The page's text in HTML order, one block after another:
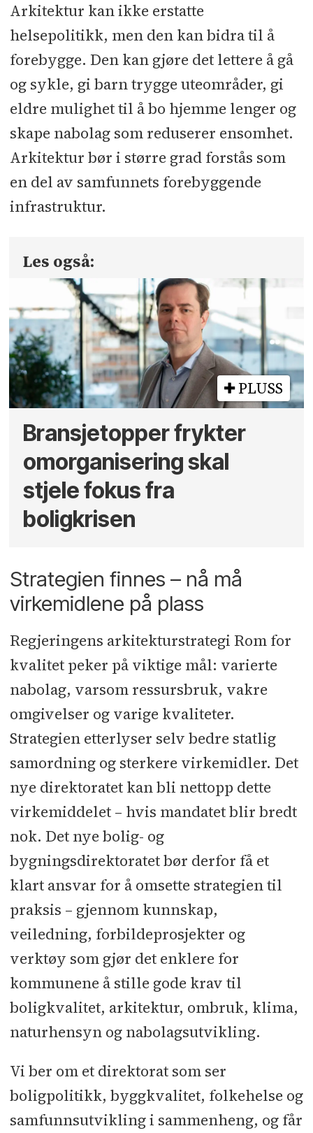
Arkitektur kan ikke erstatte
helsepolitikk, men den kan bidra til å
forebygge. Den kan gjøre det lettere å gå
og sykle, gi barn trygge uteområder, gi
eldre mulighet til å bo hjemme lenger og
skape nabolag som reduserer ensomhet.
Arkitektur bør i større grad forstås som
en del av samfunnets forebyggende
infrastruktur.
Les også:
PLUSS
Bransjetopper frykter
omorganisering skal
stjele fokus fra
boligkrisen
Strategien finnes – nå må
virkemidlene på plass
Regjeringens arkitekturstrategi Rom for
kvalitet peker på viktige mål: varierte
nabolag, varsom ressursbruk, vakre
omgivelser og varige kvaliteter.
Strategien etterlyser selv bedre statlig
samordning og sterkere virkemidler. Det
nye direktoratet kan bli nettopp dette
virkemiddelet – hvis mandatet blir bredt
nok. Det nye bolig- og
bygningsdirektoratet bør derfor få et
klart ansvar for å omsette strategien til
praksis – gjennom kunnskap,
veiledning, forbildeprosjekter og
verktøy som gjør det enklere for
kommunene å stille gode krav til
boligkvalitet, arkitektur, ombruk, klima,
naturhensyn og nabolagsutvikling.
Vi ber om et direktorat som ser
boligpolitikk, byggkvalitet, folkehelse og
samfunnsutvikling i sammenheng, og får